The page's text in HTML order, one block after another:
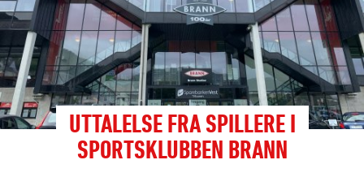
UTTALELSE FRA SPILLERE I
SPORTSKLUBBEN BRANN